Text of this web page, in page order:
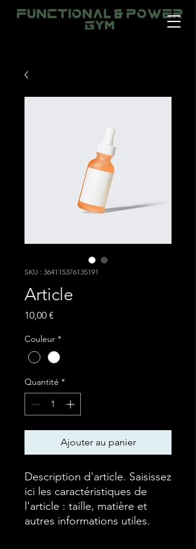
SKU : 364115376135191
Article
10,00 €
Couleur *
Quantité *
Ajouter au panier
Description d'article. Saisissez
ici les caractéristiques de
l'article : taille, matière et
autres informations utiles.